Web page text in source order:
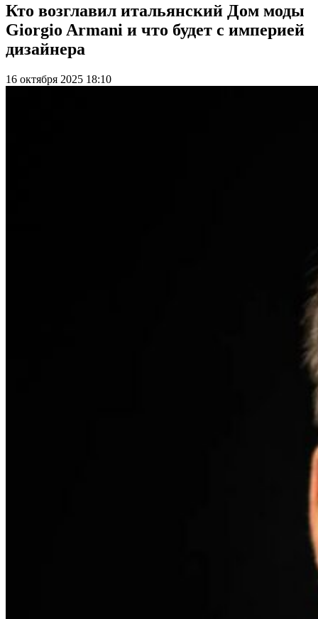
Кто возглавил итальянский Дом моды
Giorgio Armani и что будет с империей
дизайнера
16 октября 2025 18:10